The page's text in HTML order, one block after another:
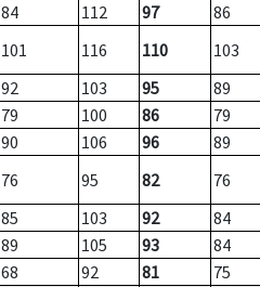
84 112 97
86
101 116 110
103
92 103 95
89
79 100 86
79
90 106 96
89
76 95 82
76
85 103 92
84
89 105 93
84
68 92 81 75